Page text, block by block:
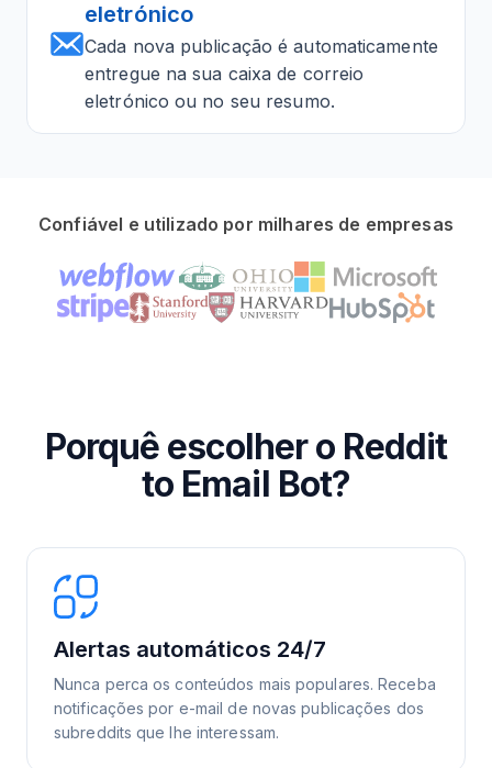
eletrónico
Cada nova publicação é automaticamente
entregue na sua caixa de correio
eletrónico ou no seu resumo.
Confiável e utilizado por milhares de empresas
Porquê escolher o Reddit
to Email Bot?
Alertas automáticos 24/7
Nunca perca os conteúdos mais populares. Receba
notificações por e-mail de novas publicações dos
subreddits que lhe interessam.